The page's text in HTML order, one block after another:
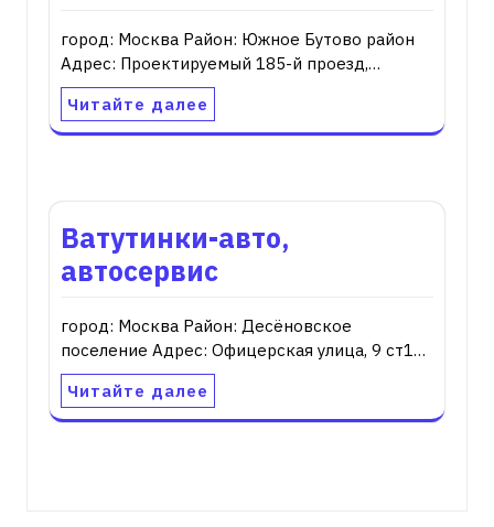
город: Москва Район: Южное Бутово район
Адрес: Проектируемый 185-й проезд,…
Читайте далее
Ватутинки-авто,
автосервис
город: Москва Район: Десёновское
поселение Адрес: Офицерская улица, 9 ст1…
Читайте далее